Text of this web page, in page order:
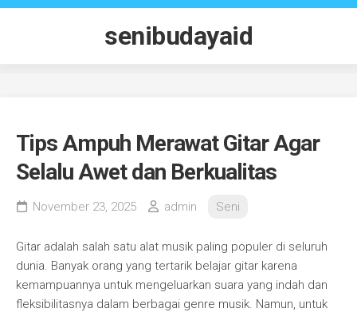
Skip
senibudayaid
Tips Ampuh Merawat Gitar Agar
Selalu Awet dan Berkualitas
November 23, 2025 admin Seni
Gitar adalah salah satu alat musik paling populer di seluruh
dunia. Banyak orang yang tertarik belajar gitar karena
kemampuannya untuk mengeluarkan suara yang indah dan
fleksibilitasnya dalam berbagai genre musik. Namun, untuk